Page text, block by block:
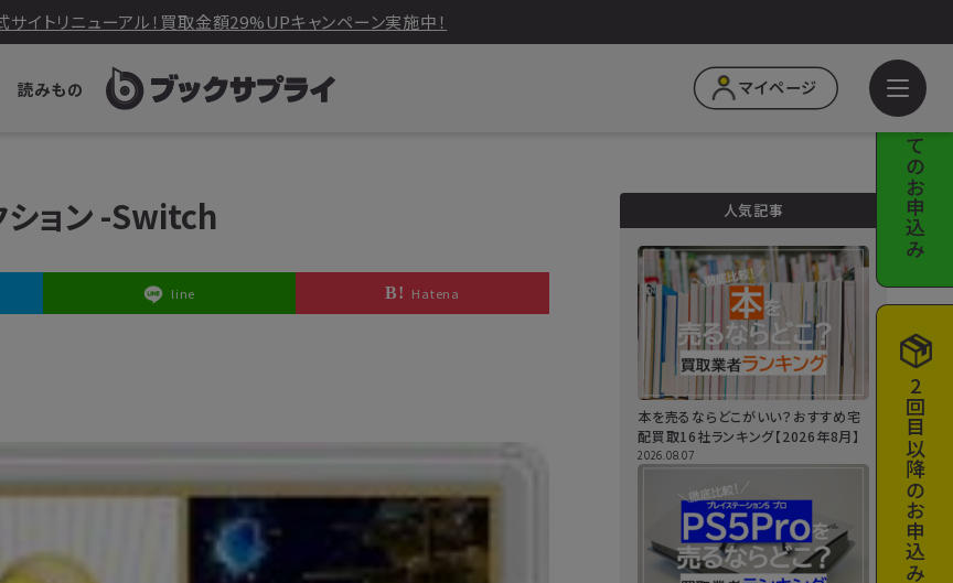
サイトリニューアル！買取金額29%UPキャンペーン実施中！
読みもの マイページ はじめての
お申込み
2回目以降の
お申込み
ション -Switch
line Hatena
人気記事
本を売るならどこがいい？おすすめ宅
配買取16社ランキング【2026年8月】
2026.08.07